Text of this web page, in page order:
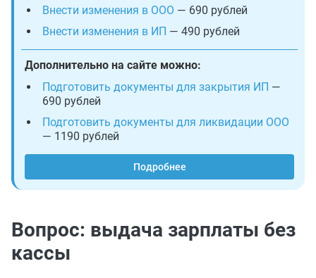
Внести изменения в ООО — 690 рублей
Внести изменения в ИП — 490 рублей
Дополнительно на сайте можно:
Подготовить документы для закрытия ИП —
690 рублей
Подготовить документы для ликвидации ООО
— 1190 рублей
Подробнее
Вопрос: выдача зарплаты без
кассы